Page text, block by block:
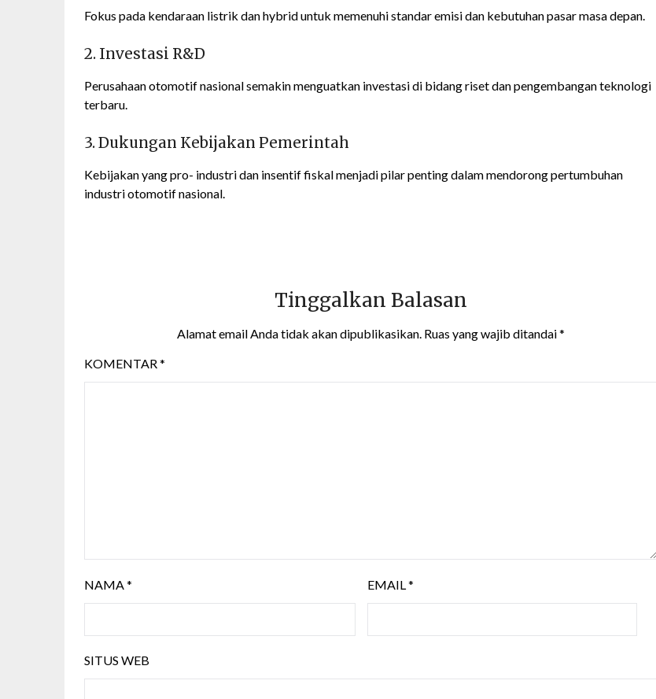
Fokus pada kendaraan listrik dan hybrid untuk memenuhi standar emisi dan kebutuhan pasar masa depan.
2. Investasi R&D
Perusahaan otomotif nasional semakin menguatkan investasi di bidang riset dan pengembangan teknologi
terbaru.
3. Dukungan Kebijakan Pemerintah
Kebijakan yang pro- industri dan insentif fiskal menjadi pilar penting dalam mendorong pertumbuhan
industri otomotif nasional.
Tinggalkan Balasan
Alamat email Anda tidak akan dipublikasikan. Ruas yang wajib ditandai*
KOMENTAR*
NAMA* EMAIL*
SITUS WEB